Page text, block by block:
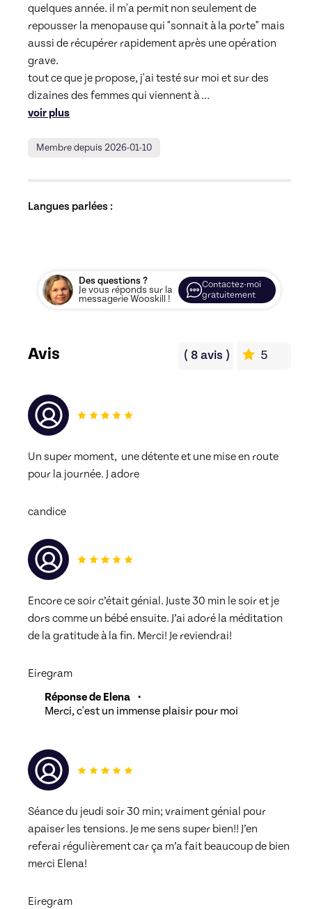
quelques année. il m'a permit non seulement de
repousser la menopause qui "sonnait à la porte" mais
aussi de récupérer rapidement après une opération
grave.
tout ce que je propose, j'ai testé sur moi et sur des
dizaines des femmes qui viennent à ...
voir plus
Membre depuis 2026-01-10
Langues parlées :
Des questions ?
Je vous réponds sur la
messagerie Wooskill !
Contactez-moi
gratuitement
Avis ( 8avis ) 5
Un super moment,  une détente et une mise en route
pour la journée. J adore
candice
Encore ce soir c’était génial. Juste 30 min le soir et je
dors comme un bébé ensuite. J’ai adoré la méditation
de la gratitude à la fin. Merci! Je reviendrai!
Eiregram
Réponse de Elena
•
Merci, c'est un immense plaisir pour moi
Séance du jeudi soir 30 min; vraiment génial pour
apaiser les tensions. Je me sens super bien!! J’en
referai régulièrement car ça m’a fait beaucoup de bien
merci Elena!
Eiregram